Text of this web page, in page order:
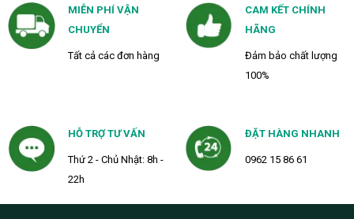
MIỄN PHÍ VẬN
CHUYỂN
Tất cả các đơn hàng
CAM KẾT CHÍNH
HÃNG
Đảm bảo chất lượng
100%
HỖ TRỢ TƯ VẤN
Thứ 2 - Chủ Nhật: 8h -
22h
ĐẶT HÀNG NHANH
0962 15 86 61